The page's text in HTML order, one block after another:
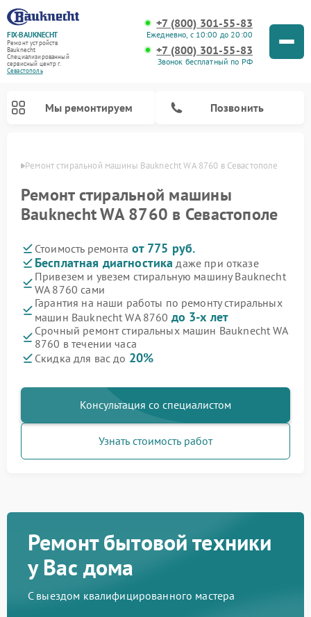
FIX-BAUKNECHT
Ремонт устройств
Bauknecht
Специализированный
cервисный центр г.
Севастополь
+7 (800) 301-55-83
Ежедневно, с 10:00 до 20:00
+7 (800) 301-55-83
Звонок бесплатный по РФ
Мы ремонтируем Позвонить
Ремонт стиральной машины Bauknecht WA 8760 в Севастополе
Ремонт стиральной машины
Bauknecht WA 8760 в Севастополе
Стоимость ремонта от 775 руб.
Бесплатная диагностика даже при отказе
Привезем и увезем стиральную машину Bauknecht
WA 8760 сами
Гарантия на наши работы по ремонту стиральных
машин Bauknecht WA 8760 до 3-х лет
Срочный ремонт стиральных машин Bauknecht WA
8760 в течении часа
Скидка для вас до 20%
Консультация со специалистом
Узнать стоимость работ
Ремонт бытовой техники
у Вас дома
С выездом квалифицированного мастера